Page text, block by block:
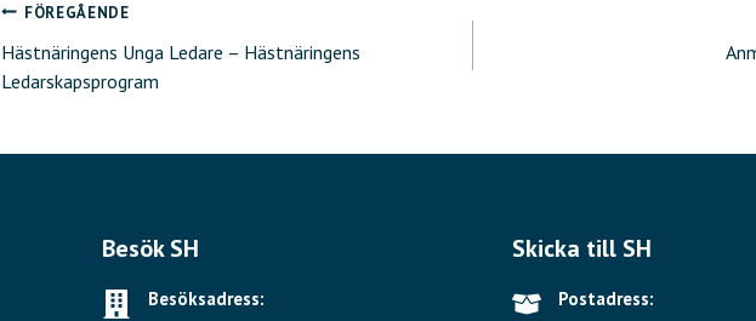
Inläggsnavigering
FÖREGÅENDE
Hästnäringens Unga Ledare – Hästnäringens
Ledarskapsprogram
Besök SH
Besöksadress:
Skicka till SH
Postadress: